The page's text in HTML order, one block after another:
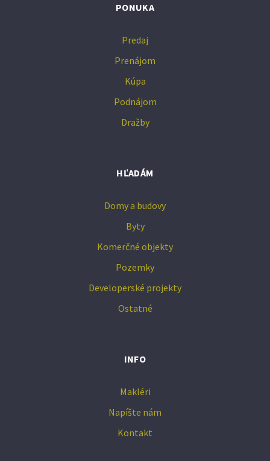
PONUKA
Predaj
Prenájom
Kúpa
Podnájom
Dražby
HĽADÁM
Domy a budovy
Byty
Komerčné objekty
Pozemky
Developerské projekty
Ostatné
INFO
Makléri
Napíšte nám
Kontakt